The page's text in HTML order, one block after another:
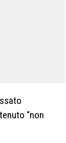
“non